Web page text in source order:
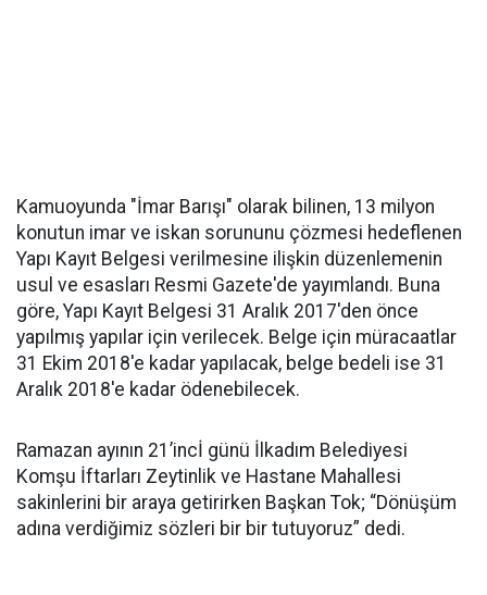
Kamuoyunda "İmar Barışı" olarak bilinen, 13 milyon
konutun imar ve iskan sorununu çözmesi hedeflenen
Yapı Kayıt Belgesi verilmesine ilişkin düzenlemenin
usul ve esasları Resmi Gazete'de yayımlandı. Buna
göre, Yapı Kayıt Belgesi 31 Aralık 2017'den önce
yapılmış yapılar için verilecek. Belge için müracaatlar
31 Ekim 2018'e kadar yapılacak, belge bedeli ise 31
Aralık 2018'e kadar ödenebilecek.
Ramazan ayının 21’incİ günü İlkadım Belediyesi
Komşu İftarları Zeytinlik ve Hastane Mahallesi
sakinlerini bir araya getirirken Başkan Tok; “Dönüşüm
adına verdiğimiz sözleri bir bir tutuyoruz” dedi.